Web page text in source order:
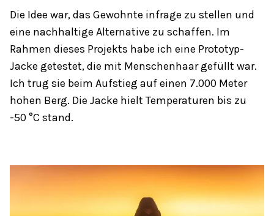
Die Idee war, das Gewohnte infrage zu stellen und
eine nachhaltige Alternative zu schaffen. Im
Rahmen dieses Projekts habe ich eine Prototyp-
Jacke getestet, die mit Menschenhaar gefüllt war.
Ich trug sie beim Aufstieg auf einen 7.000 Meter
hohen Berg. Die Jacke hielt Temperaturen bis zu
-50 °C stand.